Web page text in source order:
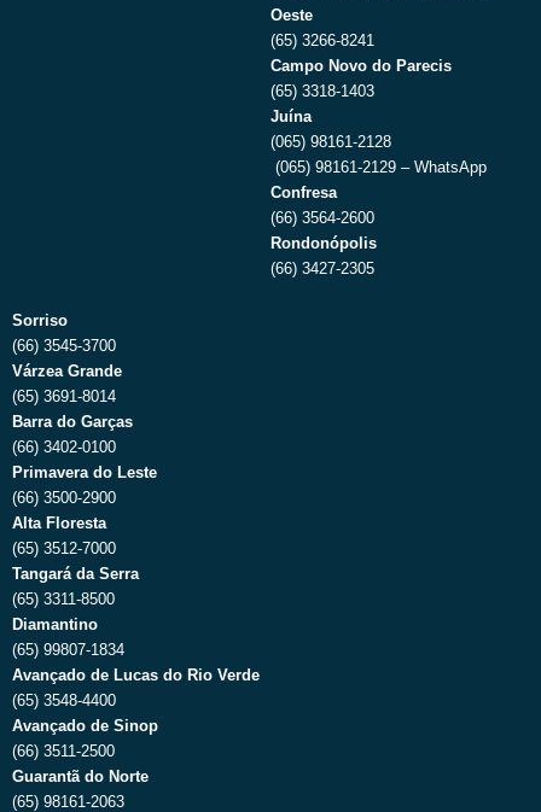
Oeste
(65) 3266-8241
Campo Novo do Parecis
(65) 3318-1403
Juína
(065) 98161-2128
(065) 98161-2129 – WhatsApp
Confresa
(66) 3564-2600
Rondonópolis
(66) 3427-2305
Sorriso
(66) 3545-3700
Várzea Grande
(65) 3691-8014
Barra do Garças
(66) 3402-0100
Primavera do Leste
(66) 3500-2900
Alta Floresta
(65) 3512-7000
Tangará da Serra
(65) 3311-8500
Diamantino
(65) 99807-1834
Avançado de Lucas do Rio Verde
(65) 3548-4400
Avançado de Sinop
(66) 3511-2500
Guarantã do Norte
(65) 98161-2063